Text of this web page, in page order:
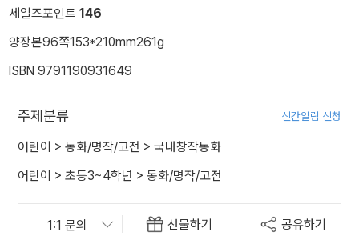
세일즈포인트 146
양장본96쪽153*210mm261g
ISBN 9791190931649
주제분류 신간알림 신청
어린이 > 동화/명작/고전 > 국내창작동화
어린이 > 초등3~4학년 > 동화/명작/고전
선물하기 공유하기